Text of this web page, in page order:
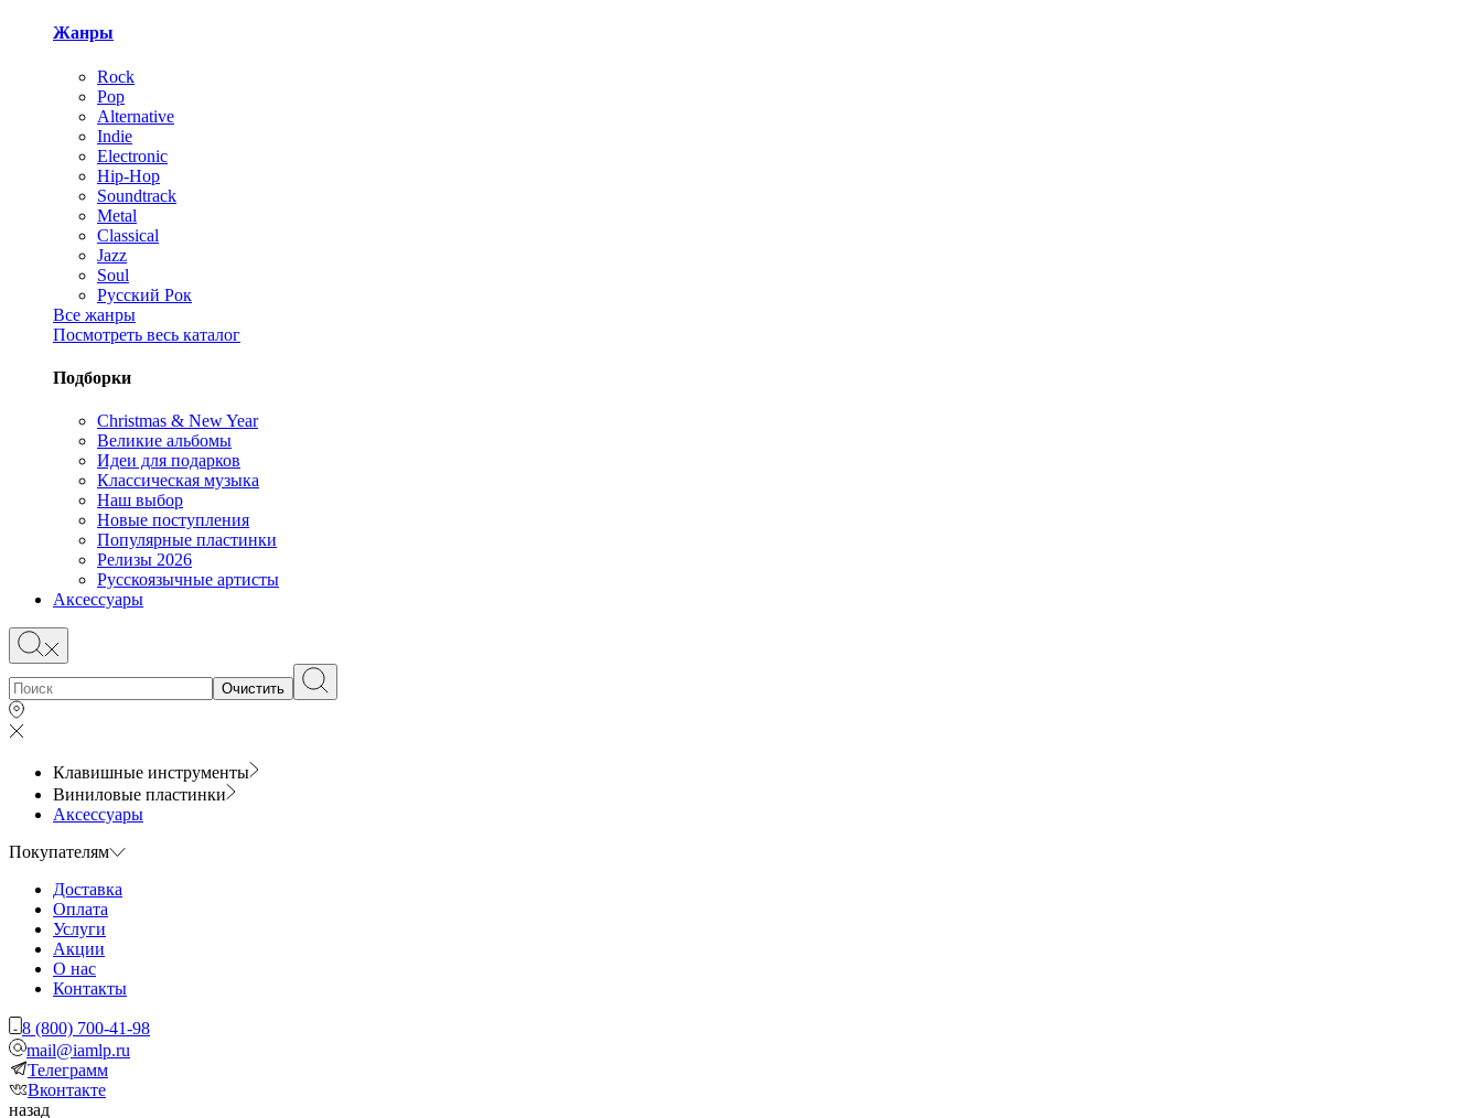
Жанры
Rock
Pop
Alternative
Indie
Electronic
Hip-Hop
Soundtrack
Metal
Classical
Jazz
Soul
Русский Рок
Все жанры
Посмотреть весь каталог
Подборки
Christmas & New Year
Великие альбомы
Идеи для подарков
Классическая музыка
Наш выбор
Новые поступления
Популярные пластинки
Релизы 2026
Русскоязычные артисты
Аксессуары
Очистить
Клавишные инструменты
Виниловые пластинки
Аксессуары
Покупателям
Доставка
Оплата
Услуги
Акции
О нас
Контакты
8 (800) 700-41-98
mail@iamlp.ru
Телеграмм
Вконтакте
назад